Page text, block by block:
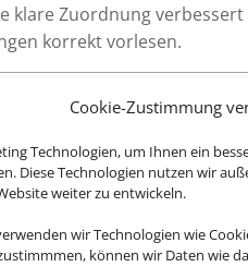
Cookie-Zustimmung
Technologien, um Ihnen ein
Diese Technologien nutzen wir
weiter zu entwickeln.
wir Technologien wie
können wir Daten wie
klare Zuordnung
korrekt vorlesen.
wie Links, Buttons oder
Bedienung auch